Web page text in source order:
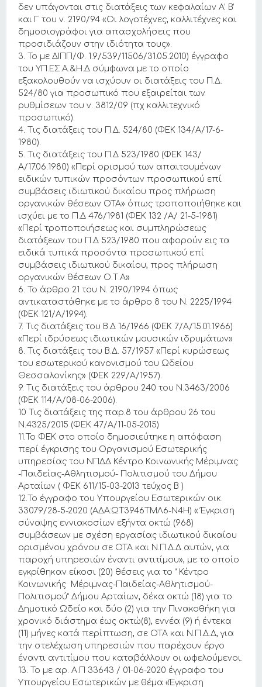
δεν υπάγονται στις διατάξεις των κεφαλαίων Α’ Β’
και Γ του ν. 2190/94 «Οι λογοτέχνες, καλλιτέχνες και
δημοσιογράφοι για απασχολήσεις που
προσιδιάζουν στην ιδιότητα τους».
3. Το με ΔΙΠΠ/Φ. 1.9/539/11506/31.05.2010) έγγραφο
του ΥΠ.ΕΣ.Α.&Η.Δ σύμφωνα με το οποίο
εξακολουθούν να ισχύουν οι διατάξεις του Π.Δ.
524/80 για προσωπικό που εξαιρείται των
ρυθμίσεων του ν. 3812/09 (πχ καλλιτεχνικό
προσωπικό).
4. Τις διατάξεις του Π.Δ. 524/80 (ΦΕΚ 134/Α/17-6-
1980).
5. Τις διατάξεις του Π.Δ 523/1980 (ΦΕΚ 143/
Α/17.06.1980) «Περί ορισμού των απαιτουμένων
ειδικών τυπικών προσόντων προσωπικού επί
συμβάσεις ιδιωτικού δικαίου προς πλήρωση
οργανικών θέσεων ΟΤΑ» όπως τροποποιήθηκε και
ισχύει με το Π.Δ 476/1981 (ΦΕΚ 132 /Α/ 21-5-1981)
«Περί τροποποιήσεως και συμπληρώσεως
διατάξεων του Π.Δ 523/1980 που αφορούν εις τα
ειδικά τυπικά προσόντα προσωπικού επί
συμβάσεις ιδιωτικού δικαίου, προς πλήρωση
οργανικών θέσεων Ο.Τ.Α»
6. Το άρθρο 21 του Ν. 2190/1994 όπως
αντικαταστάθηκε με το άρθρο 8 του Ν. 2225/1994
(ΦΕΚ 121/Α/1994).
7. Τις διατάξεις του Β.Δ 16/1966 (ΦΕΚ 7/Α/15.01.1966)
«Περί ιδρύσεως ιδιωτικών μουσικών ιδρυμάτων»
8. Τις διατάξεις του Β.Δ. 57/1957 «Περί κυρώσεως
του εσωτερικού κανονισμού του Ωδείου
Θεσσαλονίκης» (ΦΕΚ 229/Α/1957).
9. Τις διατάξεις του άρθρου 240 του Ν.3463/2006
(ΦΕΚ 114/Α/08-06-2006).
10 Τις διατάξεις της παρ.8 του άρθρου 26 του
Ν.4325/2015 (ΦΕΚ 47/Α/11-05-2015)
11.Το ΦΕΚ στο οποίο δημοσιεύτηκε η απόφαση
περί έγκρισης του Οργανισμού Εσωτερικής
υπηρεσίας του ΝΠΔΔ Κέντρο Κοινωνικής Μέριμνας
-Παιδείας-Αθλητισμού- Πολιτισμού του Δήμου
Αρταίων ( ΦΕΚ 611/15-03-2013 τεύχος Β )
12.Το έγγραφο του Υπουργείου Εσωτερικών οικ.
33079/28-5-2020 (ΑΔΑ:ΩΤ3946ΤΜΛ6-Ν4Η) « Έγκριση
σύναψης εννιακοσίων εξήντα οκτώ (968)
συμβάσεων με σχέση εργασίας ιδιωτικού δικαίου
ορισμένου χρόνου σε ΟΤΑ και Ν.Π.Δ.Δ αυτών, για
παροχή υπηρεσιών έναντι αντιτίμου», με το οποίο
εγκρίθηκαν είκοσι (20) θέσεις για τo “ Κέντρο
Κοινωνικής Μέριμνας-Παιδείας-Αθλητισμού-
Πολιτισμού” Δήμου Αρταίων, δέκα οκτώ (18) για το
Δημοτικό Ωδείο και δύο (2) για την Πινακοθήκη για
χρονικό διάστημα έως οκτώ(8), εννέα (9) ή έντεκα
(11) μήνες κατά περίπτωση, σε ΟΤΑ και Ν.Π.Δ.Δ, για
την στελέχωση υπηρεσιών που παρέχουν έργο
έναντι αντιτίμου που καταβάλλουν οι ωφελούμενοι.
13. Το με αρ. Α.Π 33643 / 01-06-2020 έγγραφο του
Υπουργείου Εσωτερικών με θέμα «Έγκριση